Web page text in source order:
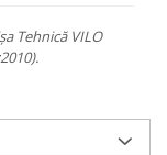
Tehnică VILO